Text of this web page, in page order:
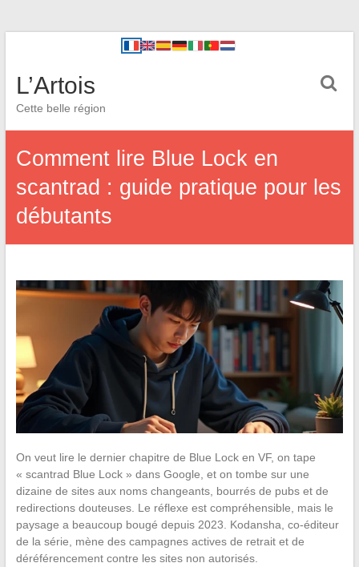
L’Artois
Cette belle région
Comment lire Blue Lock en
scantrad : guide pratique pour les
débutants
On veut lire le dernier chapitre de Blue Lock en VF, on tape
« scantrad Blue Lock » dans Google, et on tombe sur une
dizaine de sites aux noms changeants, bourrés de pubs et de
redirections douteuses. Le réflexe est compréhensible, mais le
paysage a beaucoup bougé depuis 2023. Kodansha, co-éditeur
de la série, mène des campagnes actives de retrait et de
déréférencement contre les sites non autorisés.